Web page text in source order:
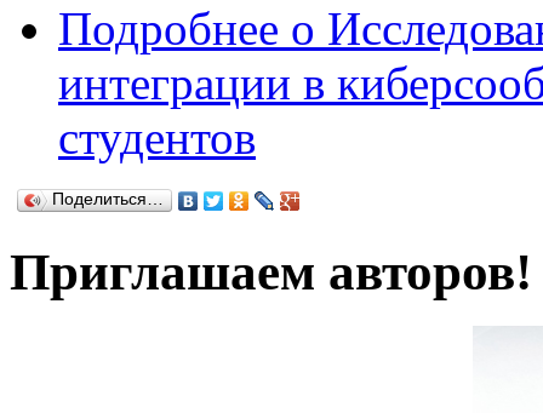
Подробнее о
интеграции в
студентов
Поделиться…
Приглашаем авторов!